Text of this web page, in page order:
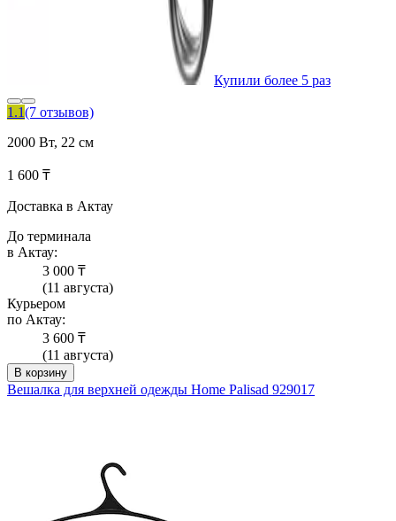
Купили более 5 раз
1.1(7 отзывов)
2000 Вт, 22 см
1 600 ₸
Доставка в Актау
До терминала
в Актау:
3 000 ₸
(11 августа)
Курьером
по Актау:
3 600 ₸
(11 августа)
В корзину
Вешалка для верхней одежды Home Palisad 929017